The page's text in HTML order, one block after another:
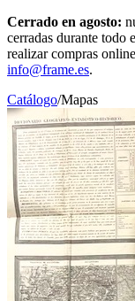
Cerrado en agosto:
cerradas durante todo
realizar compras
info@frame.es.
Catálogo/Mapas